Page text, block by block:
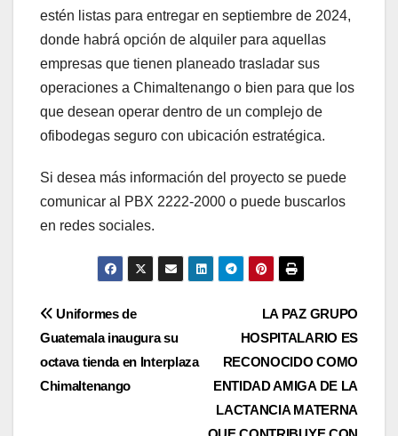
estén listas para entregar en septiembre de 2024,
donde habrá opción de alquiler para aquellas
empresas que tienen planeado trasladar sus
operaciones a Chimaltenango o bien para que los
que desean operar dentro de un complejo de
ofibodegas seguro con ubicación estratégica.
Si desea más información del proyecto se puede
comunicar al PBX 2222-2000 o puede buscarlos
en redes sociales.
Navegación
de
entradas
LA PAZ GRUPO
HOSPITALARIO ES
RECONOCIDO COMO
ENTIDAD AMIGA DE LA
LACTANCIA MATERNA
Uniformes de
Guatemala inaugura su
octava tienda en Interplaza
Chimaltenango